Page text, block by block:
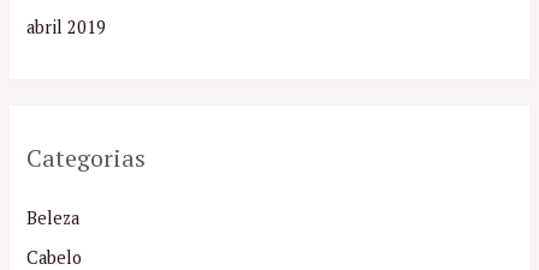
abril 2019
Categorias
Beleza
Cabelo